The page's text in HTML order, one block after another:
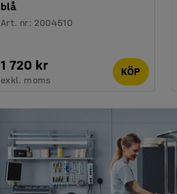
blå
Art. nr: 2004510
1 720 kr
exkl. moms
KÖP